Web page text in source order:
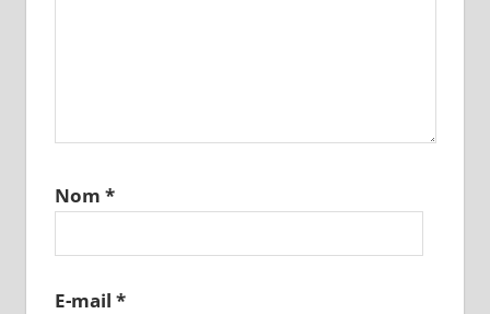
Nom *
E-mail *